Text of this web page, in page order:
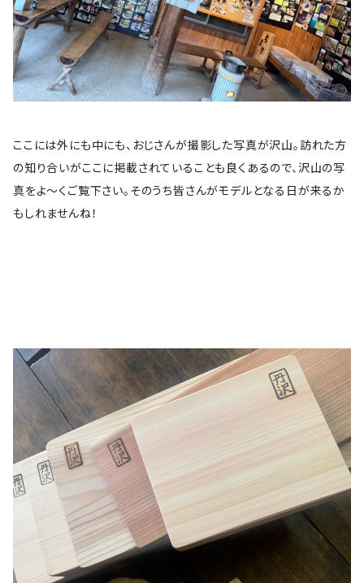
ここには外にも中にも、おじさんが撮影した写真が沢山。訪れた方
の知り合いがここに掲載されていることも良くあるので、沢山の写
真をよ〜くご覧下さい。そのうち皆さんがモデルとなる日が来るか
もしれませんね！